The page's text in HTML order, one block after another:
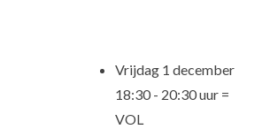
Vrijdag 1 december
18:30 - 20:30 uur =
VOL